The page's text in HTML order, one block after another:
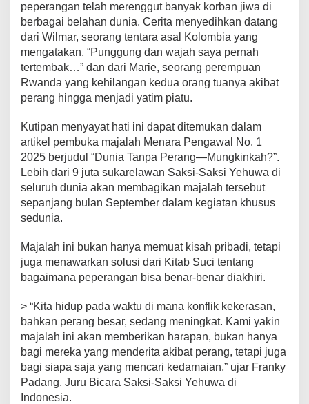
r
i
?
a
k
s
i
S
a
k
s
i
Y
h
a
B
g
k
a
n
o
l
u
peperangan telah merenggut banyak korban jiwa di
berbagai belahan dunia. Cerita menyedihkan datang
dari Wilmar, seorang tentara asal Kolombia yang
mengatakan, “Punggung dan wajah saya pernah
tertembak…” dan dari Marie, seorang perempuan
Rwanda yang kehilangan kedua orang tuanya akibat
perang hingga menjadi yatim piatu.
Kutipan menyayat hati ini dapat ditemukan dalam
artikel pembuka majalah Menara Pengawal No. 1
2025 berjudul “Dunia Tanpa Perang—Mungkinkah?”.
Lebih dari 9 juta sukarelawan Saksi-Saksi Yehuwa di
seluruh dunia akan membagikan majalah tersebut
sepanjang bulan September dalam kegiatan khusus
sedunia.
Majalah ini bukan hanya memuat kisah pribadi, tetapi
juga menawarkan solusi dari Kitab Suci tentang
bagaimana peperangan bisa benar-benar diakhiri.
> “Kita hidup pada waktu di mana konflik kekerasan,
bahkan perang besar, sedang meningkat. Kami yakin
majalah ini akan memberikan harapan, bukan hanya
bagi mereka yang menderita akibat perang, tetapi juga
bagi siapa saja yang mencari kedamaian,” ujar Franky
Padang, Juru Bicara Saksi-Saksi Yehuwa di
Indonesia.